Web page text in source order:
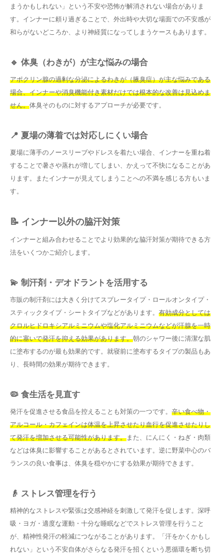
まうかもしれない」という不安や恐怖が解消されない場合がありま
す。インナーに頼り過ぎることで、外出時や大切な場面での不安感が
和らがないどころか、より神経質になってしまうケースもあります。
🔹 体臭（わきが）が主な悩みの場合
アポクリン腺の過剰な分泌によるわきが（腋臭症）が主な悩みである
場合、インナーや消臭機能付き素材だけでは根本的な改善は見込めま
せん。体臭そのものに対するアプローチが必要です。
📍 夏場の薄着では対応しにくい場合
夏場に薄手のノースリーブやドレスを着たい場合、インナーを重ね着
することで暑さや蒸れが増してしまい、かえって不快になることがあ
ります。またインナーが見えてしまうことへの不満を感じる方もいま
す。
📝 インナー以外の脇汗対策
インナーと組み合わせることでより効果的な脇汗対策が期待できる方
法をいくつかご紹介します。
💫 制汗剤・デオドラントを活用する
市販の制汗剤には大きく分けてスプレータイプ・ロールオンタイプ・
スティックタイプ・シートタイプなどがあります。 有効成分としては
クロルヒドロキシアルミニウムや塩化アルミニウムなどが汗腺を一時
的に塞いで発汗を抑える効果があります。朝のシャワー後に清潔な肌
に塗布するのが最も効果的です。就寝前に塗布するタイプの製品もあ
り、長時間の効果が期待できます。
🦠 食生活を見直す
発汗を促進させる食品を控えることも対策の一つです。 辛い食べ物・
アルコール・カフェインは体温を上昇させたり血行を促進させたりし
て発汗を増加させる可能性があります。また、にんにく・ねぎ・肉類
などは体臭に影響することがあるとされています。逆に野菜中心のバ
ランスの良い食事は、体臭を穏やかにする効果が期待できます。
👴 ストレス管理を行う
精神的なストレスや緊張は交感神経を刺激して発汗を促します。深呼
吸・ヨガ・適度な運動・十分な睡眠などでストレス管理を行うこと
が、精神性発汗の軽減につながることがあります。「汗をかくかもし
れない」という不安自体がさらなる発汗を招くという悪循環を断ち切